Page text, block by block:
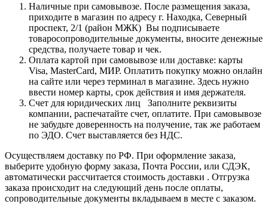
Наличные при самовывозе. После размещения заказа,
приходите в магазин по адресу г. Находка, Северный
проспект, 2/1 (район МЖК) Вы подписываете
товаросопроводительные документы, вносите денежные
средства, получаете товар и чек.
Оплата картой при самовывозе или доставке: карты
Visa, MasterCard, МИР. Оплатить покупку можно онлайн
на сайте или через терминал в магазине. Здесь нужно
ввести номер карты, срок действия и имя держателя.
Счет для юридических лиц Заполните реквизиты
компании, распечатайте счет, оплатите. При самовывозе
не забудьте доверенность на получение, так же работаем
по ЭДО. Счет выставляется без НДС.
Осуществляем доставку по РФ. При оформление заказа,
выберите удобную форму заказа, Почта России, или СДЭК,
автоматически рассчитается стоимость доставки . Отгрузка
заказа происходит на следующий день после оплаты,
сопроводительные документы вкладываем в месте с заказом.